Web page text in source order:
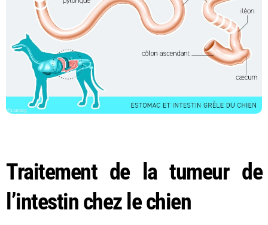
Traitement de la tumeur de
l’intestin chez le chien